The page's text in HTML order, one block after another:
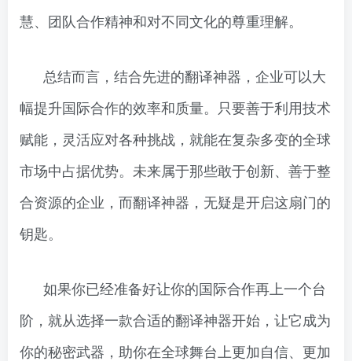
慧、团队合作精神和对不同文化的尊重理解。
总结而言，结合先进的翻译神器，企业可以大
幅提升国际合作的效率和质量。只要善于利用技术
赋能，灵活应对各种挑战，就能在复杂多变的全球
市场中占据优势。未来属于那些敢于创新、善于整
合资源的企业，而翻译神器，无疑是开启这扇门的
钥匙。
如果你已经准备好让你的国际合作再上一个台
阶，就从选择一款合适的翻译神器开始，让它成为
你的秘密武器，助你在全球舞台上更加自信、更加